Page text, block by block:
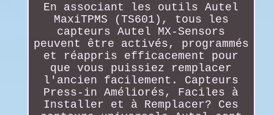
En associant les outils Autel
MaxiTPMS (TS601), tous les
capteurs Autel MX-Sensors
peuvent être activés, programmés
et réappris efficacement pour
que vous puissiez remplacer
l'ancien facilement. Capteurs
Press-in Améliorés, Faciles à
Installer et à Remplacer? Ces